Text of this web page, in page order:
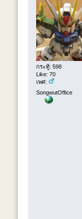
กระทู้: 598
Like: 70
เพศ:
SongwutOffice